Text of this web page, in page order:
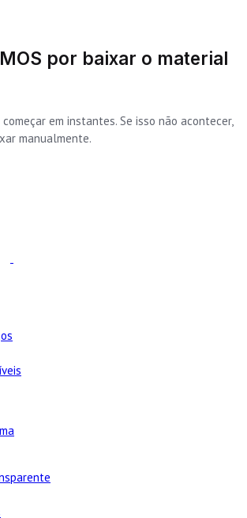
por baixar o material
em instantes. Se isso não acontecer,
manualmente.